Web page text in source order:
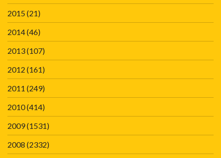
2015(21)
2014(46)
2013(107)
2012 (161)
2011 (249)
2010(414)
2009(1531)
2008 (2332)